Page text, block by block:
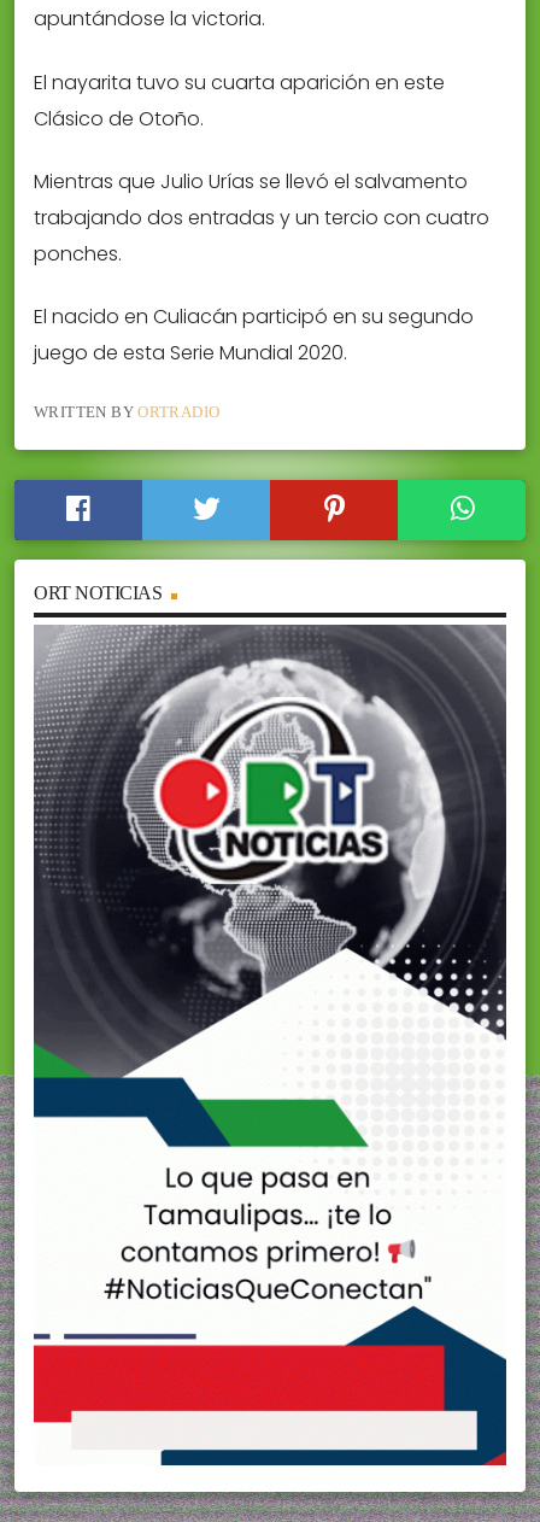
apuntándose la victoria.
El nayarita tuvo su cuarta aparición en este
Clásico de Otoño.
Mientras que Julio Urías se llevó el salvamento
trabajando dos entradas y un tercio con cuatro
ponches.
El nacido en Culiacán participó en su segundo
juego de esta Serie Mundial 2020.
WRITTEN BYORTRADIO
ORT NOTICIAS